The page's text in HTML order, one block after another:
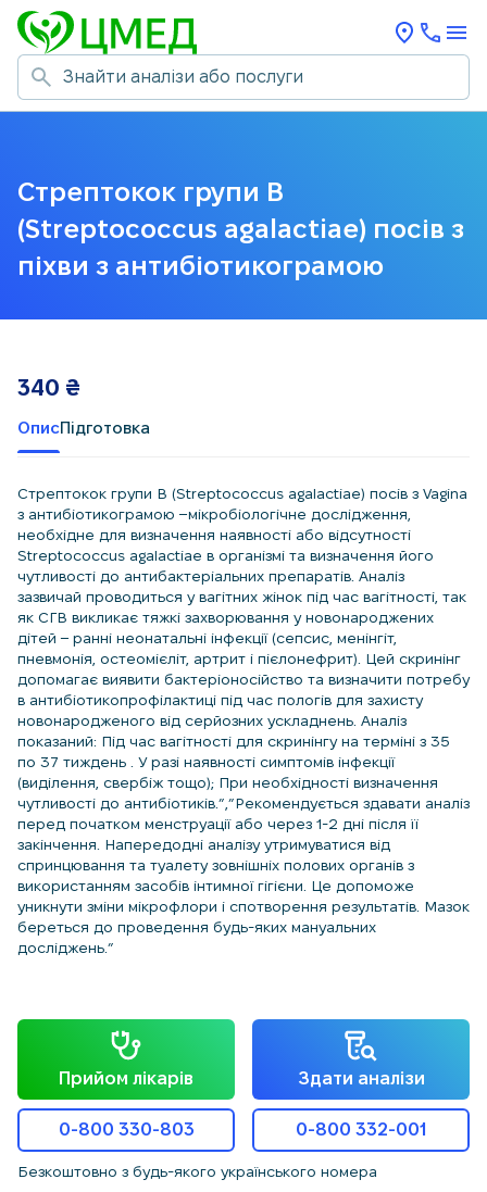
Стрептокок групи В
(Streptococcus agalactiae) посів з
піхви з антибіотикограмою
ОписПідготовка
Стрептокок групи В (Streptococcus agalactiae) посів з Vagina
з антибіотикограмою –мікробіологічне дослідження,
необхідне для визначення наявності або відсутності
Streptococcus agalactiae в організмі та визначення його
чутливості до антибактеріальних препаратів. Аналіз
зазвичай проводиться у вагітних жінок під час вагітності, так
як СГВ викликає тяжкі захворювання у новонароджених
дітей – ранні неонатальні інфекції (сепсис, менінгіт,
пневмонія, остеомієліт, артрит і пієлонефрит). Цей скринінг
допомагає виявити бактеріоносійство та визначити потребу
в антибіотикопрофілактиці під час пологів для захисту
новонародженого від серйозних ускладнень. Аналіз
показаний: Під час вагітності для скринінгу на терміні з 35
по 37 тиждень . У разі наявності симптомів інфекції
(виділення, свербіж тощо); При необхідності визначення
чутливості до антибіотиків.”,”Рекомендується здавати аналіз
перед початком менструації або через 1-2 дні після її
закінчення. Напередодні аналізу утримуватися від
спринцювання та туалету зовнішніх полових органів з
використанням засобів інтимної гігієни. Це допоможе
уникнути зміни мікрофлори і спотворення результатів. Мазок
береться до проведення будь-яких мануальних
досліджень.”
340 ₴
Прийом лікарів Здати аналізи
0-800 330-803 0-800 332-001
Безкоштовно з будь-якого українського номера